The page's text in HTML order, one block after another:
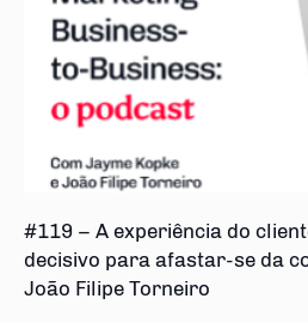
#119 – A experiência do
decisivo para afastar-se da
João Filipe Torneiro